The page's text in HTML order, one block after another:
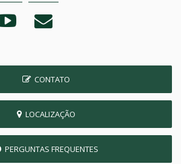
CONTATO
LOCALIZAÇÃO
PERGUNTAS FREQUENTES